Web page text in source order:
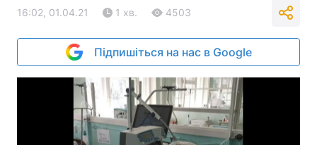
16:02, 01.04.21 1 хв. 4503
Підпишіться на нас в Google